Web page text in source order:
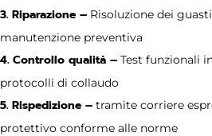
3. Riparazione – Risoluzione dei
manutenzione preventiva
4. Controllo qualità – Test funzionali
protocolli di collaudo
5. Rispedizione – tramite corriere
protettivo conforme alle norme